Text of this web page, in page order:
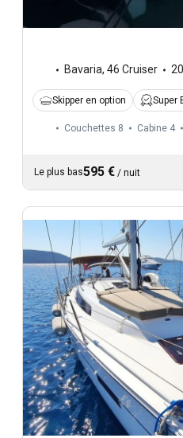
Bavaria, 46 Cruiser
Skipper en option Super
Couchettes 8 Cabine 4
Le plus bas595 € / nuit